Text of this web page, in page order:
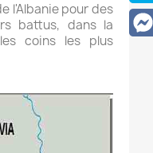
l'Albanie pour des
battus, dans la
coins les plus